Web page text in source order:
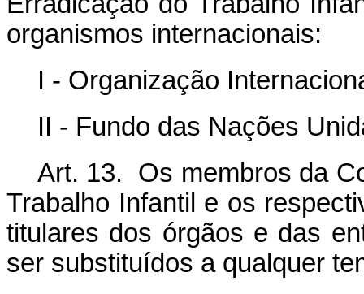
organismos internacionais:
I - Organização
II - Fundo das Nações
Art. 13. Os membros da
Trabalho Infantil e os
titulares dos órgãos e das
ser substituídos a qualquer